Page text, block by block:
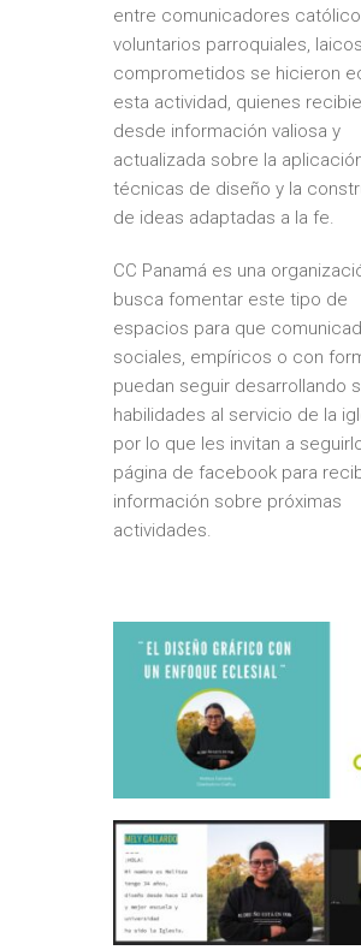
entre comunicadores
voluntarios parroquiales, laicos
comprometidos se hicieron
esta actividad, quienes
desde información valiosa y
actualizada sobre la
técnicas de diseño y la
de ideas adaptadas a la fe.
CC Panamá es una
busca fomentar este tipo de
espacios para que
sociales, empíricos o con
puedan seguir desarrollando
habilidades al servicio de la
por lo que les invitan a
página de facebook para
información sobre próximas
actividades.